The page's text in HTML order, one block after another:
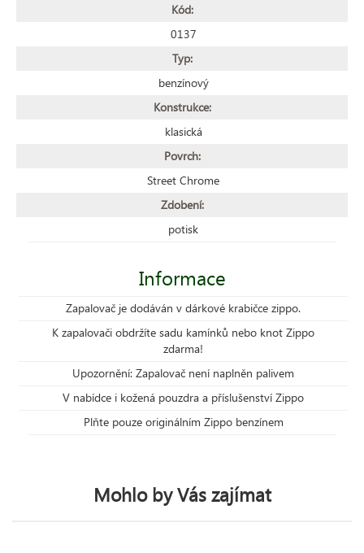
Kód:
0137
Typ:
benzínový
Konstrukce:
klasická
Povrch:
Street Chrome
Zdobení:
potisk
Informace
Zapalovač je dodáván v dárkové krabičce zippo.
K zapalovači obdržíte sadu kamínků nebo knot Zippo
zdarma!
Upozornění: Zapalovač není naplněn palivem
V nabídce i kožená pouzdra a příslušenství Zippo
Plňte pouze originálním Zippo benzínem
Mohlo by Vás zajímat